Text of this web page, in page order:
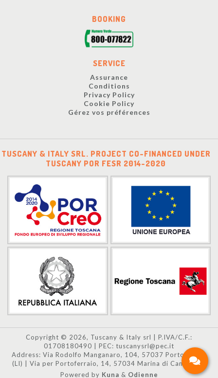
BOOKING
SERVICE
Assurance
Conditions
Privacy Policy
Cookie Policy
Gérez vos préférences
TUSCANY & ITALY SRL. PROJECT CO-FINANCED UNDER
TUSCANY POR FESR 2014-2020
Copyright © 2026, Tuscany & Italy srl | P.IVA/C.F.:
01708180490 | PEC: tuscanysrl@pec.it
Address: Via Rodolfo Manganaro, 104, 57037 Portoferraio
(LI) | Via per Portoferraio, 14, 57034 Marina di Campo (LI)
Powered by Kuna & Odienne